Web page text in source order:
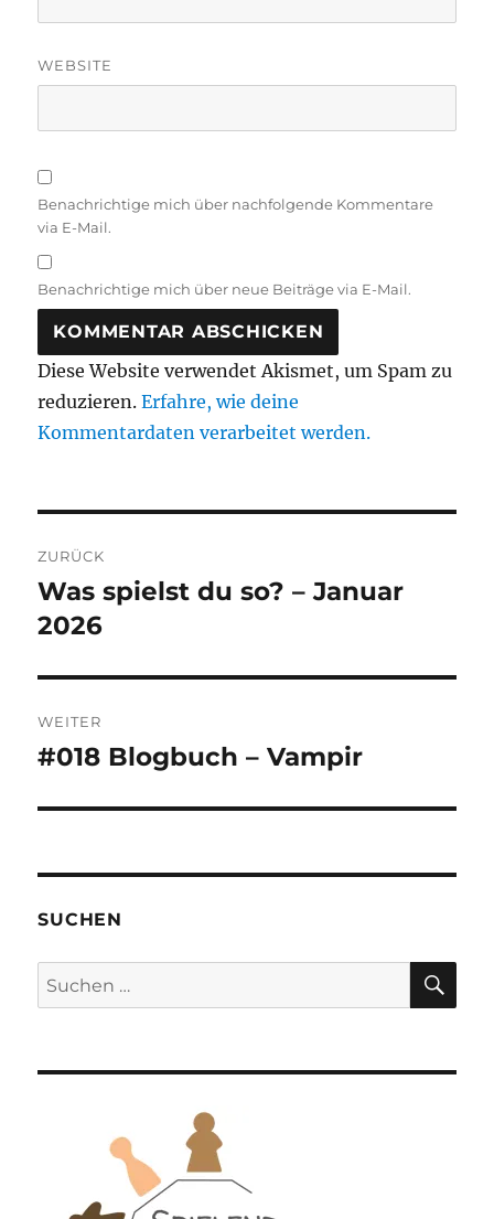
WEBSITE
Benachrichtige mich über nachfolgende Kommentare
via E-Mail.
Benachrichtige mich über neue Beiträge via E-Mail.
Diese Website verwendet Akismet, um Spam zu
reduzieren.Erfahre, wie deine
Kommentardaten verarbeitet werden.
ZURÜCK
Vorheriger
Beitrag:
Was spielst du so? – Januar
2026
WEITER
Nächster
#018 Blogbuch – Vampir
SUCHEN
Suchen
nach: